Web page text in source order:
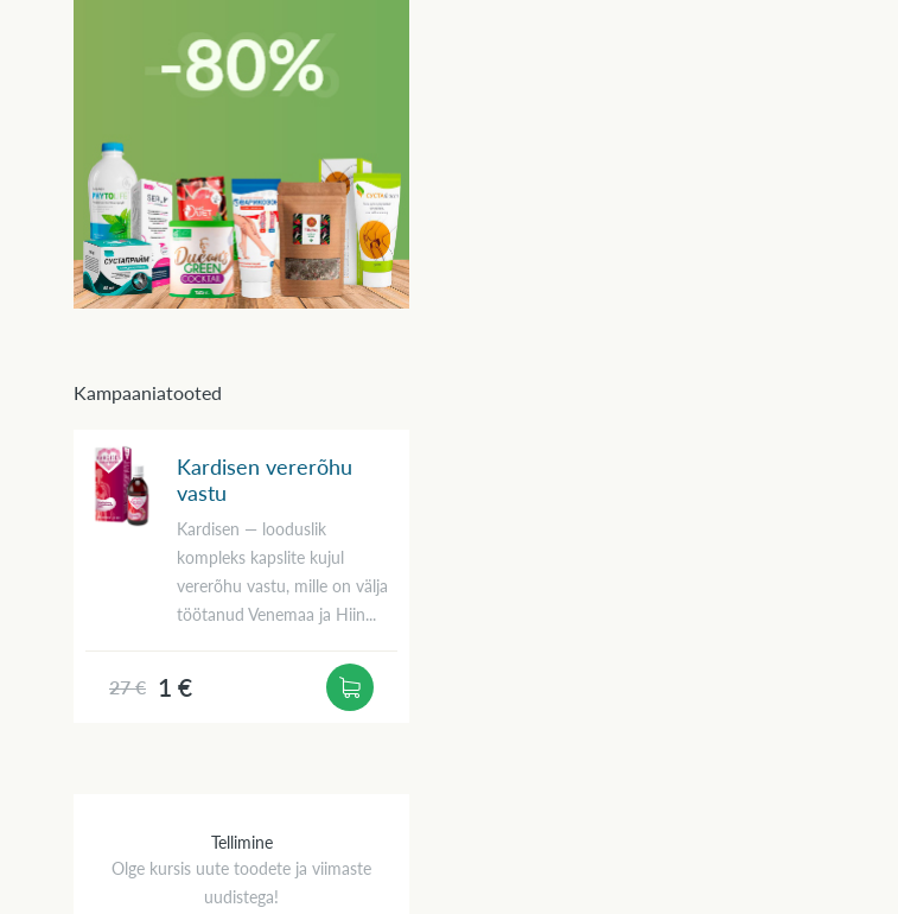
Kampaaniatooted
Kardisen vererõhu
vastu
Kardisen — looduslik
kompleks kapslite kujul
vererõhu vastu, mille on välja
töötanud Venemaa ja Hiin...
27 € 1 €
Tellimine
Olge kursis uute toodete ja viimaste
uudistega!